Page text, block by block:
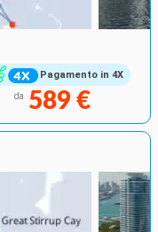
Pagamento in 4X
da 589 €